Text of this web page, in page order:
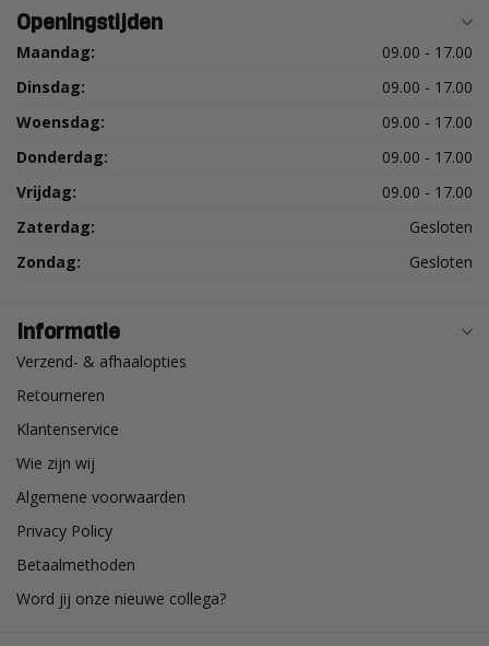
Openingstijden
Maandag:
09.00 - 17.00
Dinsdag:
09.00 - 17.00
Woensdag:
09.00 - 17.00
Donderdag:
09.00 - 17.00
Vrijdag:
09.00 - 17.00
Zaterdag:
Gesloten
Zondag:
Gesloten
Informatie
Verzend- & afhaalopties
Retourneren
Klantenservice
Wie zijn wij
Algemene voorwaarden
Privacy Policy
Betaalmethoden
Word jij onze nieuwe collega?